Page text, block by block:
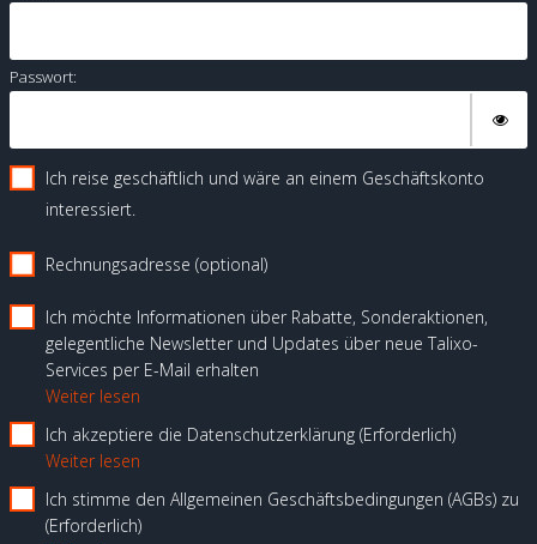
Passwort:
Ich reise geschäftlich und wäre an einem Geschäftskonto
interessiert.
Rechnungsadresse (optional)
Ich möchte Informationen über Rabatte, Sonderaktionen,
gelegentliche Newsletter und Updates über neue Talixo-
Services per E-Mail erhalten
Weiter lesen
Ich akzeptiere die Datenschutzerklärung Erforderlich
Weiter lesen
Ich stimme den Allgemeinen Geschäftsbedingungen (AGBs) zu
Erforderlich